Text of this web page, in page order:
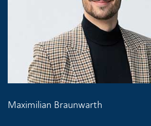
Maximilian Braunwarth